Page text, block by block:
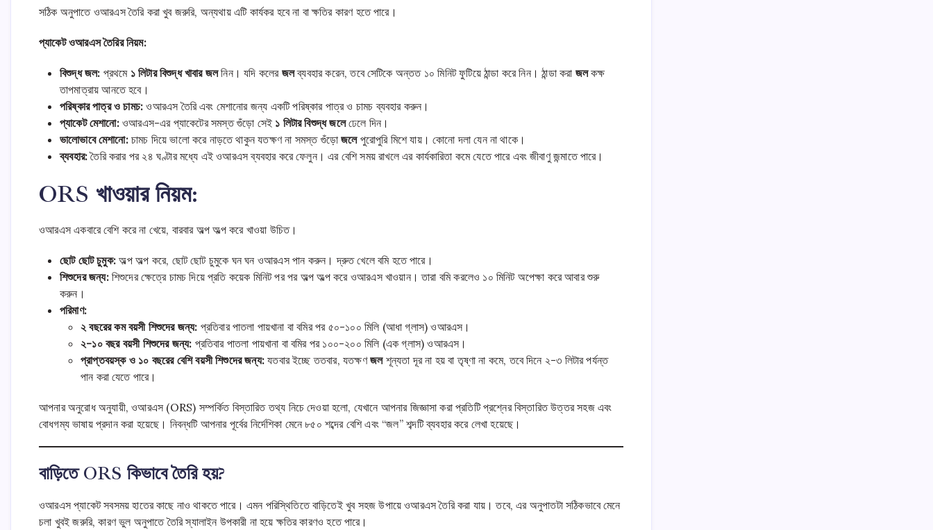
সঠিক অনুপাতে ওআরএস তৈরি করা খুব জরুরি, অন্যথায় এটি কার্যকর হবে না বা ক্ষতির কারণ হতে পারে।
প্যাকেট ওআরএস তৈরির নিয়ম:
বিশুদ্ধ জল: প্রথমে ১ লিটার বিশুদ্ধ খাবার জলনিন। যদি কলের জলব্যবহার করেন, তবে সেটিকে অন্তত ১০ মিনিট ফুটিয়ে ঠান্ডা করে নিন। ঠান্ডা করা জলকক্ষ
তাপমাত্রায় আনতে হবে।
পরিষ্কার পাত্র ও চামচ: ওআরএস তৈরি এবং মেশানোর জন্য একটি পরিষ্কার পাত্র ও চামচ ব্যবহার করুন।
প্যাকেট মেশানো:ওআরএস-এর প্যাকেটের সমস্ত গুঁড়ো সেই ১ লিটার বিশুদ্ধ জলেঢেলে দিন।
ভালোভাবে মেশানো:চামচ দিয়ে ভালো করে নাড়তে থাকুন যতক্ষণ না সমস্ত গুঁড়োজলেপুরোপুরি মিশে যায়। কোনো দলা যেন না থাকে।
ব্যবহার:তৈরি করার পর ২৪ ঘণ্টার মধ্যে এই ওআরএস ব্যবহার করে ফেলুন। এর বেশি সময় রাখলে এর কার্যকারিতা কমে যেতে পারে এবং জীবাণু জন্মাতে পারে।
ORS খাওয়ার নিয়ম:
ওআরএস একবারে বেশি করে না খেয়ে, বারবার অল্প অল্প করে খাওয়া উচিত।
ছোট ছোট চুমুক: অল্প অল্প করে, ছোট ছোট চুমুকে ঘন ঘন ওআরএস পান করুন। দ্রুত খেলে বমি হতে পারে।
শিশুদের জন্য:শিশুদের ক্ষেত্রে চামচ দিয়ে প্রতি কয়েক মিনিট পর পর অল্প অল্প করে ওআরএস খাওয়ান। তারা বমি করলেও ১০ মিনিট অপেক্ষা করে আবার শুরু
করুন।
পরিমাণ:
২ বছরের কম বয়সী শিশুদের জন্য: প্রতিবার পাতলা পায়খানা বা বমির পর ৫০-১০০ মিলি (আধা গ্লাস) ওআরএস।
২-১০ বছর বয়সী শিশুদের জন্য: প্রতিবার পাতলা পায়খানা বা বমির পর ১০০-২০০ মিলি (এক গ্লাস) ওআরএস।
প্রাপ্তবয়স্ক ও ১০ বছরের বেশি বয়সী শিশুদের জন্য: যতবার ইচ্ছে ততবার, যতক্ষণজলশূন্যতা দূর না হয় বা তৃষ্ণা না কমে, তবে দিনে ২-৩ লিটার পর্যন্ত
পান করা যেতে পারে।
আপনার অনুরোধ অনুযায়ী, ওআরএস (ORS) সম্পর্কিত বিস্তারিত তথ্য নিচে দেওয়া হলো, যেখানে আপনার জিজ্ঞাসা করা প্রতিটি প্রশ্নের বিস্তারিত উত্তর সহজ এবং
বোধগম্য ভাষায় প্রদান করা হয়েছে। নিবন্ধটি আপনার পূর্বের নির্দেশিকা মেনে ৮৫০ শব্দের বেশি এবং “জল” শব্দটি ব্যবহার করে লেখা হয়েছে।
বাড়িতে ORS কিভাবে তৈরি হয়?
ওআরএস প্যাকেট সবসময় হাতের কাছে নাও থাকতে পারে। এমন পরিস্থিতিতে বাড়িতেই খুব সহজ উপায়ে ওআরএস তৈরি করা যায়। তবে, এর অনুপাতটা সঠিকভাবে মেনে
চলা খুবই জরুরি, কারণ ভুল অনুপাতে তৈরি স্যালাইন উপকারী না হয়ে ক্ষতির কারণও হতে পারে।